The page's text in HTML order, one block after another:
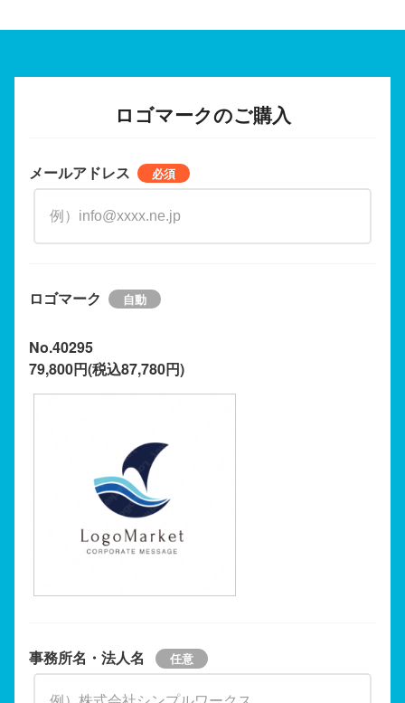
ロゴマークのご購入
メールアドレス
ロゴマーク
No.40295
79,800円(税込87,780円)
事務所名・法人名